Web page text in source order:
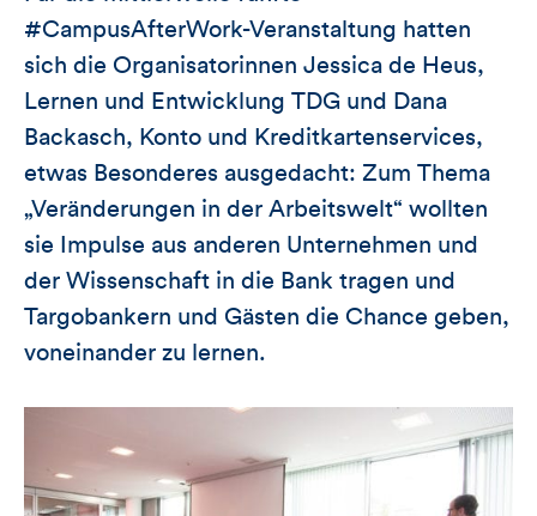
#CampusAfterWork-Veranstaltung hatten
sich die Organisatorinnen Jessica de Heus,
Lernen und Entwicklung TDG und Dana
Backasch, Konto und Kreditkartenservices,
etwas Besonderes ausgedacht: Zum Thema
„Veränderungen in der Arbeitswelt“ wollten
sie Impulse aus anderen Unternehmen und
der Wissenschaft in die Bank tragen und
Targobankern und Gästen die Chance geben,
voneinander zu lernen.